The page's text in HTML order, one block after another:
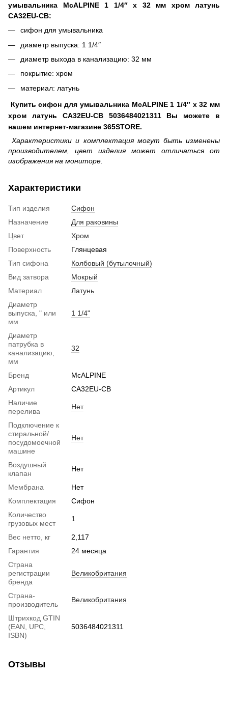
умывальника McALPINE 1 1/4″ x 32 мм хром латунь
CA32EU-CB:
сифон для умывальника
диаметр выпуска: 1 1/4″
диаметр выхода в канализацию: 32 мм
покрытие: хром
материал: латунь
Купить сифон для умывальника McALPINE 1 1/4″ x 32 мм
хром латунь CA32EU-CB 5036484021311 Вы можете в
нашем интернет-магазине 365STORE.
Характеристики и комплектация могут быть изменены
производителем, цвет изделия может отличаться от
изображения на мониторе.
Характеристики
Тип изделия
Сифон
Назначение
Для раковины
Цвет
Хром
Поверхность
Глянцевая
Тип сифона
Колбовый (бутылочный)
Вид затвора
Мокрый
Материал
Латунь
Диаметр
выпуска, " или
мм
1 1/4"
Диаметр
патрубка в
канализацию,
мм
32
Бренд
McALPINE
Артикул
CA32EU-CB
Наличие
перелива
Нет
Подключение к
стиральной/
посудомоечной
машине
Нет
Воздушный
клапан
Нет
Мембрана
Нет
Комплектация
Сифон
Количество
грузовых мест
1
Вес нетто, кг
2,117
Гарантия
24 месяца
Страна
регистрации
бренда
Великобритания
Страна-
производитель
Великобритания
Штрихкод GTIN
(EAN, UPC,
ISBN)
5036484021311
Отзывы